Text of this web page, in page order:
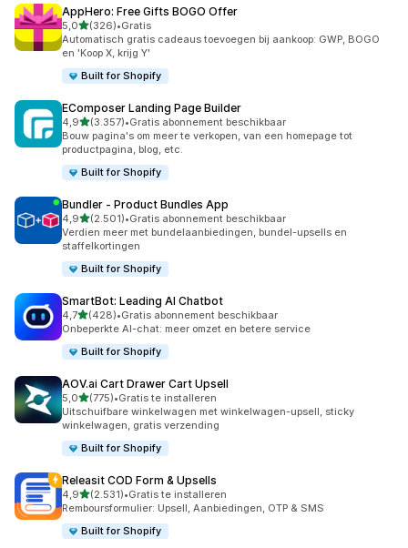
AppHero: Free Gifts BOGO Offer
5,0van 5 sterren
(326)
326 recensies in totaal
•Gratis
Automatisch gratis cadeaus toevoegen bij aankoop: GWP, BOGO
en 'Koop X, krijg Y'
Built for Shopify
EComposer Landing Page Builder
4,9van 5 sterren
(3.357)
3357 recensies in totaal
•Gratis abonnement beschikbaar
Bouw pagina's om meer te verkopen, van een homepage tot
productpagina, blog, etc.
Built for Shopify
Bundler ‑ Product Bundles App
4,9van 5 sterren
(2.501)
2501 recensies in totaal
•Gratis abonnement beschikbaar
Verdien meer met bundelaanbiedingen, bundel-upsells en
staffelkortingen
Built for Shopify
SmartBot: Leading AI Chatbot
4,7van 5 sterren
(428)
428 recensies in totaal
•Gratis abonnement beschikbaar
Onbeperkte AI-chat: meer omzet en betere service
Built for Shopify
AOV.ai Cart Drawer Cart Upsell
5,0van 5 sterren
(775)
775 recensies in totaal
•Gratis te installeren
Uitschuifbare winkelwagen met winkelwagen-upsell, sticky
winkelwagen, gratis verzending
Built for Shopify
Releasit COD Form & Upsells
4,9van 5 sterren
(2.531)
2531 recensies in totaal
•Gratis te installeren
Remboursformulier: Upsell, Aanbiedingen, OTP & SMS
Built for Shopify